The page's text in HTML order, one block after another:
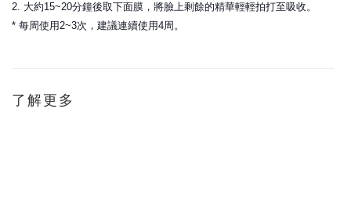
2. 大約15~20分鐘後取下面膜，將臉上剩餘的精華輕輕拍打至吸收。
* 每周使用2~3次，建議連續使用4周。
了解更多